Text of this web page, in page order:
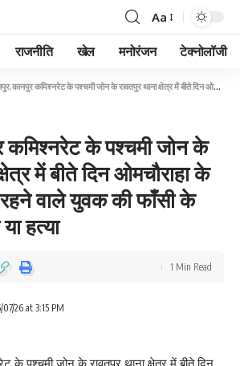
Aa
राजनीति खेल मनोरंजन टेक्नोलॉजी
कमिश्नरेट के पश्चमी जोन के रावतपुर थाना क्षेत्र में बीते दिन ओमचौराहा के पास लिवइन में रहने वाले युवक की फाँसी के फंदे से सुसाइड या हत्या
कमिश्नरेट के पश्चमी जोन के
में बीते दिन ओमचौराहा के
वाले युवक की फाँसी के
हत्या
26 at 3:15 PM
1 Min Read